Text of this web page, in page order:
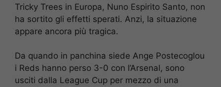
Tricky Trees in Europa, Nuno Espirito Santo, non
ha sortito gli effetti sperati. Anzi, la situazione
appare ancora più tragica.
Da quando in panchina siede Ange Postecoglou
i Reds hanno perso 3-0 con l’Arsenal, sono
usciti dalla League Cup per mezzo di una